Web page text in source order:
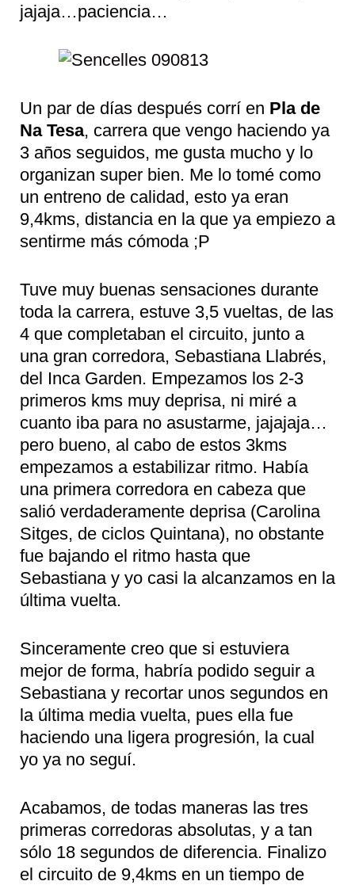
jajaja…paciencia…
Un par de días después corrí en Pla de
Na Tesa, carrera que vengo haciendo ya
3 años seguidos, me gusta mucho y lo
organizan super bien. Me lo tomé como
un entreno de calidad, esto ya eran
9,4kms, distancia en la que ya empiezo a
sentirme más cómoda ;P
Tuve muy buenas sensaciones durante
toda la carrera, estuve 3,5 vueltas, de las
4 que completaban el circuito, junto a
una gran corredora, Sebastiana Llabrés,
del Inca Garden. Empezamos los 2-3
primeros kms muy deprisa, ni miré a
cuanto iba para no asustarme, jajajaja…
pero bueno, al cabo de estos 3kms
empezamos a estabilizar ritmo. Había
una primera corredora en cabeza que
salió verdaderamente deprisa (Carolina
Sitges, de ciclos Quintana), no obstante
fue bajando el ritmo hasta que
Sebastiana y yo casi la alcanzamos en la
última vuelta.
Sinceramente creo que si estuviera
mejor de forma, habría podido seguir a
Sebastiana y recortar unos segundos en
la última media vuelta, pues ella fue
haciendo una ligera progresión, la cual
yo ya no seguí.
Acabamos, de todas maneras las tres
primeras corredoras absolutas, y a tan
sólo 18 segundos de diferencia. Finalizo
el circuito de 9,4kms en un tiempo de